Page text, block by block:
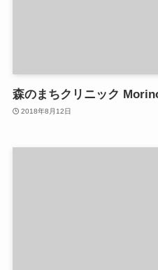
森のまちクリニック
2018年8月12日